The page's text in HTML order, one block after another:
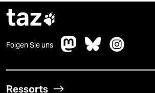
taz
Folgen Sie uns
Ressorts